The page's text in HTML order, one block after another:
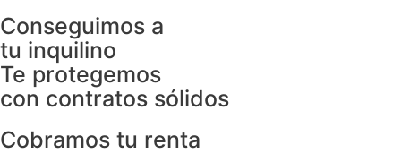
Conseguimos a
tu inquilino
Te protegemos
con contratos sólidos
Cobramos tu renta